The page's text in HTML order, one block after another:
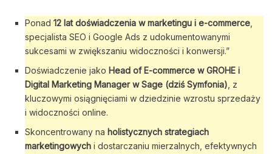
Ponad 12 lat doświadczenia w marketingu i e-commerce
specjalista SEO i Google Ads z udokumentowanymi
sukcesami w zwiększaniu widoczności i konwersji.”
Doświadczenie jako Head of E-commerce w GROHE i
Digital Marketing Manager w Sage (dziś Symfonia) , z
kluczowymi osiągnięciami w dziedzinie wzrostu sprzedaży
i widoczności online.
Skoncentrowany na holistycznych strategiach
marketingowych i dostarczaniu mierzalnych, efektywnych